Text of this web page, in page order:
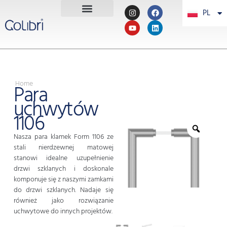
PL
PT
Home
Para
uchwytów
1106
Nasza para klamek Form 1106 ze
stali nierdzewnej matowej
stanowi idealne uzupełnienie
drzwi szklanych i doskonale
komponuje się z naszymi zamkami
do drzwi szklanych. Nadaje się
również jako rozwiązanie
uchwytowe do innych projektów.